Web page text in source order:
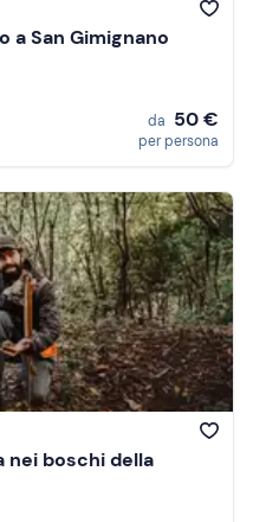
a San Gimignano
da 50 €
per persona
nei boschi della